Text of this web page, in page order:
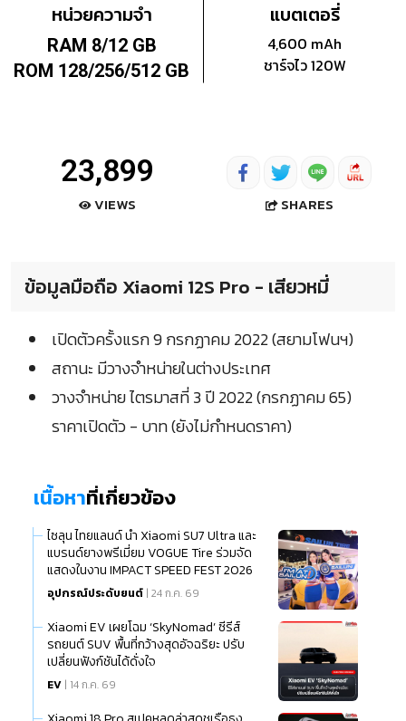
หน่วยความจำ
RAM 8/12 GB
ROM 128/256/512 GB
แบตเตอรี่
4,600 mAh
ชาร์จไว 120W
23,899
VIEWS SHARES
ข้อมูลมือถือ Xiaomi 12S Pro - เสียวหมี่
เปิดตัวครั้งแรก 9 กรกฏาคม 2022 (สยามโฟนฯ)
สถานะ มีวางจำหน่ายในต่างประเทศ
วางจำหน่าย ไตรมาสที่ 3 ปี 2022 (กรกฏาคม 65)
ราคาเปิดตัว - บาท (ยังไม่กำหนดราคา)
เนื้อหาที่เกี่ยวข้อง
ไซลุน ไทยแลนด์ นำ Xiaomi SU7 Ultra และ
แบรนด์ยางพรีเมี่ยม VOGUE Tire ร่วมจัด
แสดงในงาน IMPACT SPEED FEST 2026
อุปกรณ์ประดับยนต์ | 24 ก.ค. 69
Xiaomi EV เผยโฉม ‘SkyNomad’ ซีรีส์
รถยนต์ SUV พื้นที่กว้างสุดอัจฉริยะ ปรับ
เปลี่ยนฟังก์ชันได้ดั่งใจ
EV | 14 ก.ค. 69